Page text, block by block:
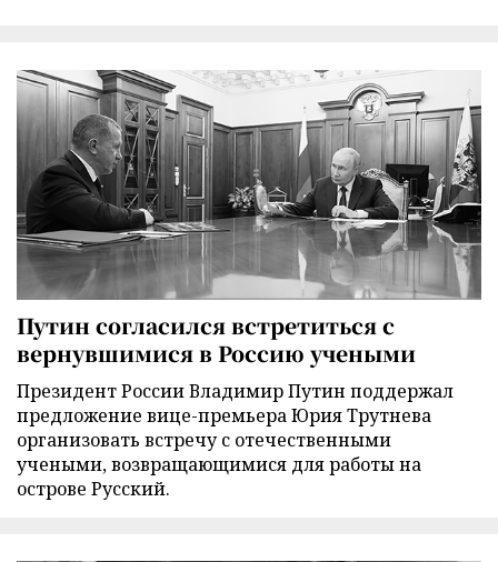
Путин согласился встретиться с
вернувшимися в Россию учеными
Президент России Владимир Путин поддержал
предложение вице-премьера Юрия Трутнева
организовать встречу с отечественными
учеными, возвращающимися для работы на
острове Русский.